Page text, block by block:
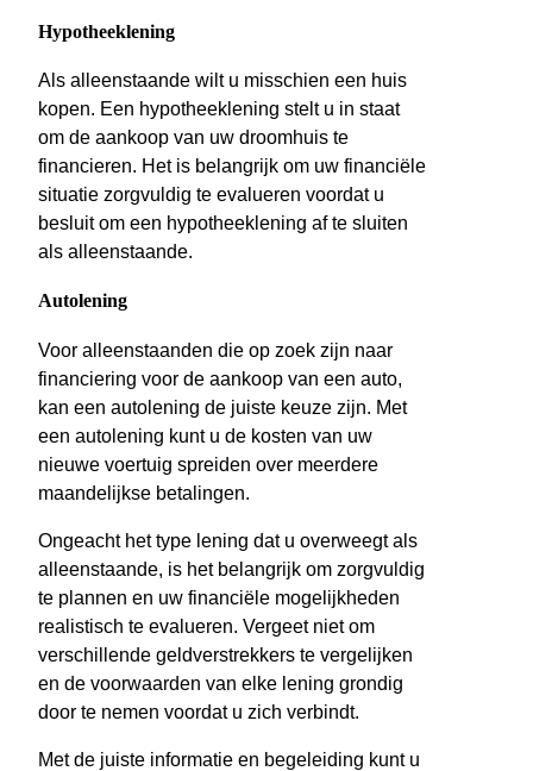
Hypotheeklening
Als alleenstaande wilt u misschien een huis
kopen. Een hypotheeklening stelt u in staat
om de aankoop van uw droomhuis te
financieren. Het is belangrijk om uw financiële
situatie zorgvuldig te evalueren voordat u
besluit om een hypotheeklening af te sluiten
als alleenstaande.
Autolening
Voor alleenstaanden die op zoek zijn naar
financiering voor de aankoop van een auto,
kan een autolening de juiste keuze zijn. Met
een autolening kunt u de kosten van uw
nieuwe voertuig spreiden over meerdere
maandelijkse betalingen.
Ongeacht het type lening dat u overweegt als
alleenstaande, is het belangrijk om zorgvuldig
te plannen en uw financiële mogelijkheden
realistisch te evalueren. Vergeet niet om
verschillende geldverstrekkers te vergelijken
en de voorwaarden van elke lening grondig
door te nemen voordat u zich verbindt.
Met de juiste informatie en begeleiding kunt u